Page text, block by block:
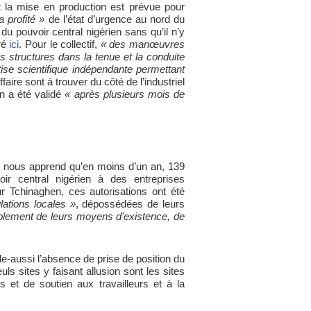
la mise en production est prévue pour
profité » de l’état d’urgence au nord du
pouvoir central nigérien sans qu’il n’y
ici. Pour le collectif, « des manœuvres
structures dans la tenue et la conduite
scientifique indépendante permettant
sont à trouver du côté de l’industriel
a été validé« après plusieurs mois de
apprend qu’en moins d’un an, 139
central nigérien à des entreprises
Tchinaghen, ces autorisations ont été
locales », dépossédées de leurs
de leurs moyens d'existence, de
aussi l’absence de prise de position du
sites y faisant allusion sont les sites
et de soutien aux travailleurs et à la